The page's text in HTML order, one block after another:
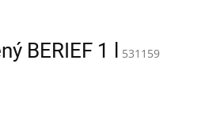
BERIEF 1 l 531159